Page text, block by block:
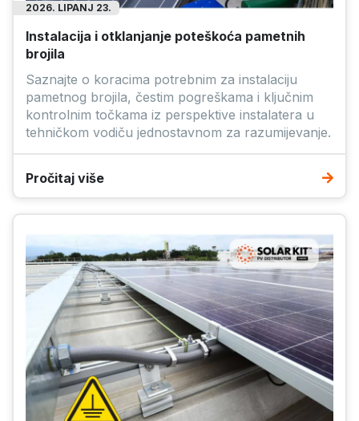
2026. LIPANJ 23.
Instalacija i otklanjanje poteškoća pametnih
brojila
Saznajte o koracima potrebnim za instalaciju
pametnog brojila, čestim pogreškama i ključnim
kontrolnim točkama iz perspektive instalatera u
tehničkom vodiču jednostavnom za razumijevanje.
Pročitaj više